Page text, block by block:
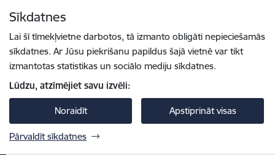
Sīkdatnes
Lai šī tīmekļvietne darbotos, tā izmanto obligāti nepieciešamās
sīkdatnes. Ar Jūsu piekrišanu papildus šajā vietnē var tikt
izmantotas statistikas un sociālo mediju sīkdatnes.
Lūdzu, atzīmējiet savu izvēli:
Noraidīt Apstiprināt visas
Pārvaldīt sīkdatnes